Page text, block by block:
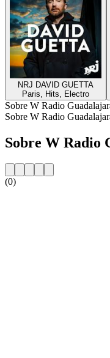
NRJ DAVID GUETTA
Paris, Hits, Electro
Sobre W Radio
Sobre W Radio
Sobre W Radio
(0)